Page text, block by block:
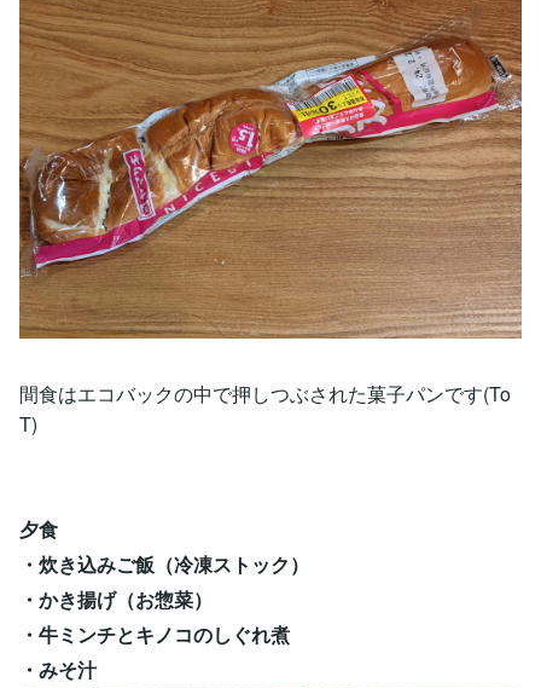
間食はエコバックの中で押しつぶされた菓子パンです(To
T)
夕食
・炊き込みご飯（冷凍ストック）
・かき揚げ（お惣菜）
・牛ミンチとキノコのしぐれ煮
・みそ汁